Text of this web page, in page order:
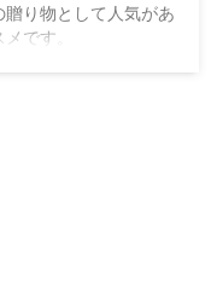
り物として人気があ
です。